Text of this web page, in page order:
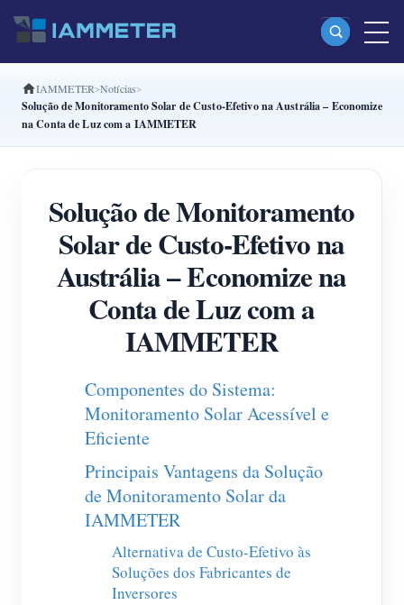
Produtos
Fase dividida Medidor de energia Wi-Fi (WEM2067)
Trifásico Medidor de energia Wi-Fi (WEM3080T)
Trifásico Medidor de energia Wi-Fi (WEM3046T)
Trifásico Medidor de energia Wi-Fi (WEM3050T)
Controlador de potência WiFi
IAMMETER Cloud Pro
Carregador EV
IAMMETER Simulator
Medidor virtual
Sistema de previsão e simulação de energia
Aplicações
Monitor de energia do sistema solar fotovoltaico
Loja
IAMMETER Notícias
Solução de Monitoramento Solar de Custo-Efetivo na Austrália – Economize
na Conta de Luz com a IAMMETER
Solução de Monitoramento
Solar de Custo-Efetivo na
Austrália – Economize na
Conta de Luz com a
IAMMETER
Componentes do Sistema:
Monitoramento Solar Acessível e
Eficiente
Principais Vantagens da Solução
de Monitoramento Solar da
IAMMETER
Alternativa de Custo-Efetivo às
Soluções dos Fabricantes de
Inversores